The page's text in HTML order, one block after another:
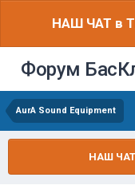
НАШ ЧАТ в
Форум
AurA Sound Equipment
НАШ